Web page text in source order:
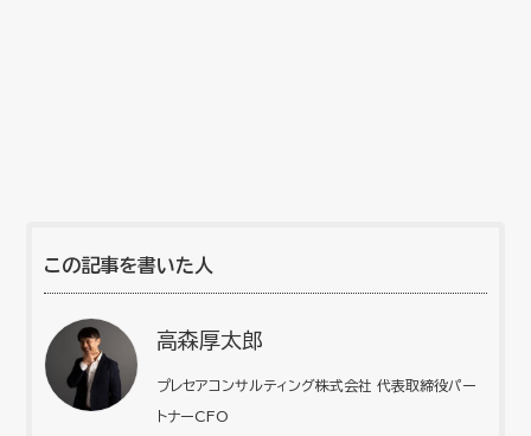
この記事を書いた人
高森厚太郎
プレセアコンサルティング株式会社 代表取締役パー
トナーCFO